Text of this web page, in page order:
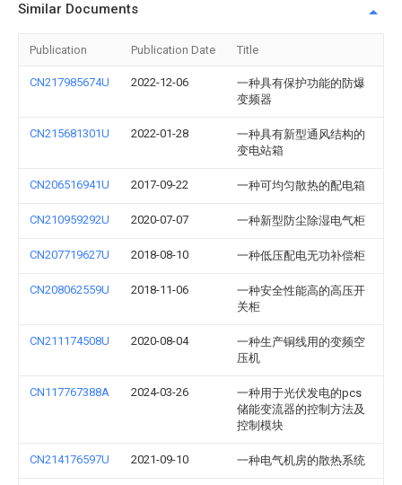
Similar Documents
Publication Publication Date Title
CN217985674U 2022-12-06
一种具有保护功能的防爆
变频器
CN215681301U 2022-01-28
一种具有新型通风结构的
变电站箱
CN206516941U 2017-09-22 一种可均匀散热的配电箱
CN210959292U 2020-07-07 一种新型防尘除湿电气柜
CN207719627U 2018-08-10 一种低压配电无功补偿柜
CN208062559U 2018-11-06
一种安全性能高的高压开
关柜
CN211174508U 2020-08-04
一种生产铜线用的变频空
压机
CN117767388A 2024-03-26
一种用于光伏发电的pcs
储能变流器的控制方法及
控制模块
CN214176597U 2021-09-10 一种电气机房的散热系统